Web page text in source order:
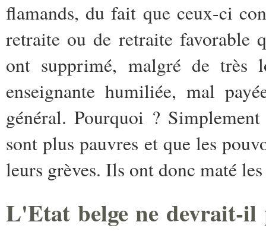
flamands, du fait que ceux-ci
retraite ou de retraite favorable
ont supprimé, malgré de très
enseignante humiliée, mal
général. Pourquoi ?
sont plus pauvres et que les
leurs grèves. Ils ont donc maté
L'Etat belge ne devrait-il